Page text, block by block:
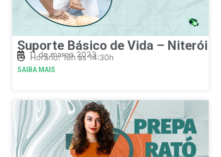
Suporte Básico de Vida – Niterói
11 de março 2023
Horário: 13h às 14:30h
SAIBA MAIS